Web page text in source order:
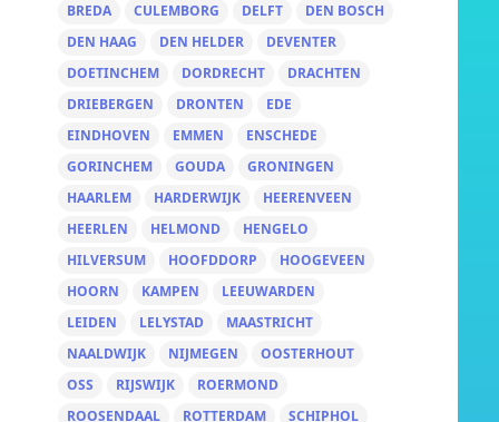
BREDA
CULEMBORG DELFT
DEN BOSCH
DEN HAAG
DEN HELDER
DEVENTER
DOETINCHEM
DORDRECHT
DRACHTEN
DRIEBERGEN
DRONTEN
EDE
EINDHOVEN
EMMEN
ENSCHEDE
GORINCHEM
GOUDA
GRONINGEN
HAARLEM
HARDERWIJK
HEERENVEEN
HEERLEN
HELMOND
HENGELO
HILVERSUM
HOOFDDORP
HOOGEVEEN
HOORN
KAMPEN
LEEUWARDEN
LEIDEN
LELYSTAD
MAASTRICHT
NAALDWIJK
NIJMEGEN
OOSTERHOUT
OSS
RIJSWIJK
ROERMOND
ROOSENDAAL
ROTTERDAM
SCHIPHOL